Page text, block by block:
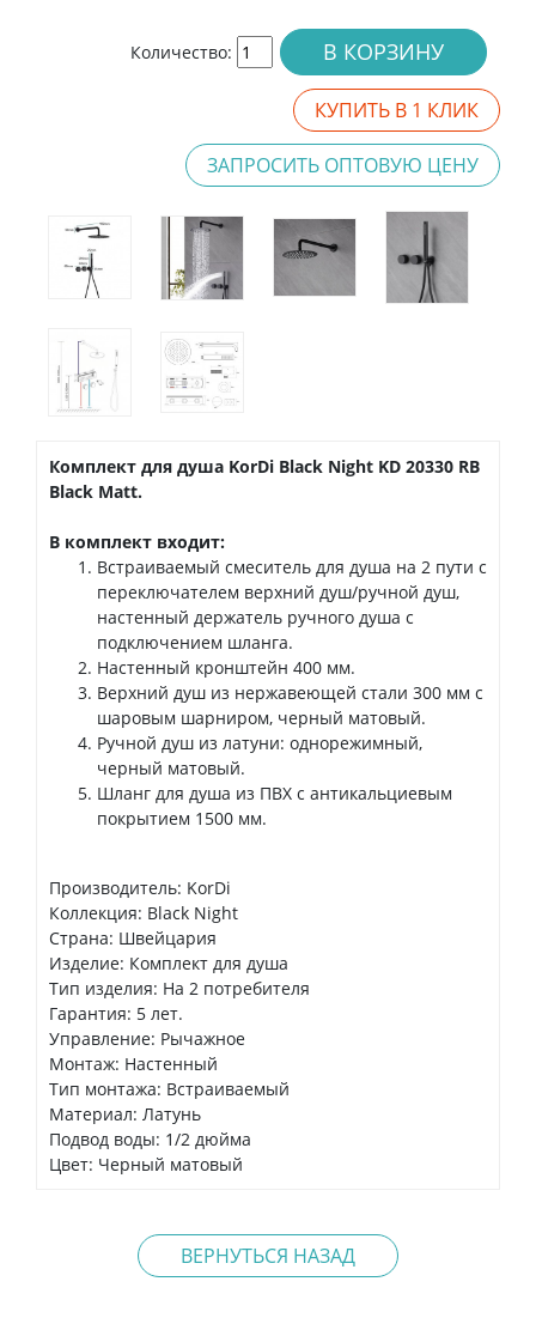
Количество: В КОРЗИНУ
КУПИТЬ В 1 КЛИК
ЗАПРОСИТЬ ОПТОВУЮ ЦЕНУ
Комплект для душа KorDi Black Night KD 20330 RB
Black Matt.
В комплект входит:
Встраиваемый смеситель для душа на 2 пути с
переключателем верхний душ/ручной душ,
настенный держатель ручного душа с
подключением шланга.
Настенный кронштейн 400 мм.
Верхний душ из нержавеющей стали 300 мм с
шаровым шарниром, черный матовый.
Ручной душ из латуни: однорежимный,
черный матовый.
Шланг для душа из ПВХ с антикальциевым
покрытием 1500 мм.
Производитель: KorDi
Коллекция: Black Night
Страна: Швейцария
Изделие: Комплект для душа
Тип изделия: На 2 потребителя
Гарантия: 5 лет.
Управление: Рычажное
Монтаж: Настенный
Тип монтажа: Встраиваемый
Материал: Латунь
Подвод воды: 1/2 дюйма
Цвет: Черный матовый
ВЕРНУТЬСЯ НАЗАД